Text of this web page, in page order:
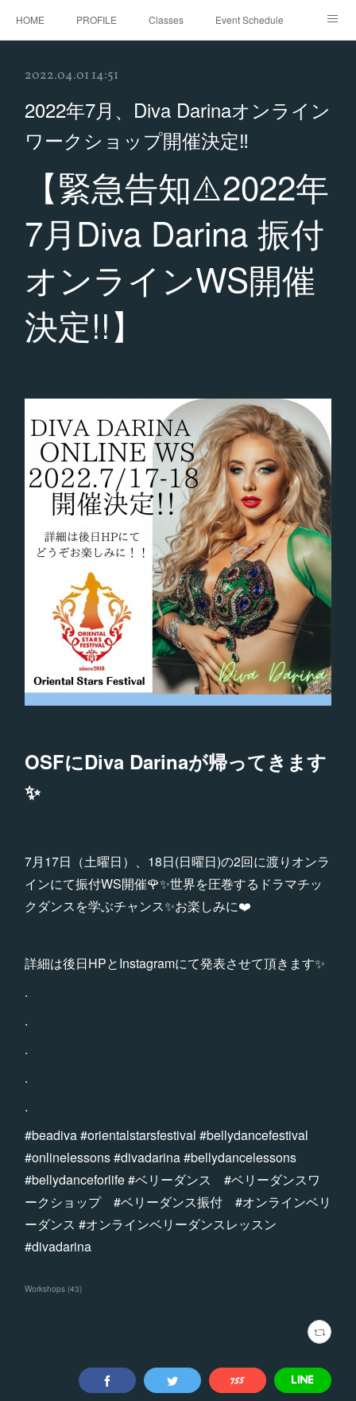
HOME PROFILE Classes Event Schedule
2022.04.01 14:51
2022年7月、Diva Darinaオンライン
ワークショップ開催決定‼︎
【緊急告知⚠️2022年
7月Diva Darina 振付
オンラインWS開催
決定!!】
OSFにDiva Darinaが帰ってきます
✨
7月17日（土曜日）、18日(日曜日)の2回に渡りオンラ
インにて振付WS開催🌹✨世界を圧巻するドラマチッ
クダンスを学ぶチャンス✨お楽しみに❤️
詳細は後日HPとInstagramにて発表させて頂きます✨
.
.
.
.
.
#beadiva #orientalstarsfestival #bellydancefestival
#onlinelessons #divadarina #bellydancelessons
#bellydanceforlife #ベリーダンス #ベリーダンスワ
ークショップ #ベリーダンス振付 #オンラインベリ
ーダンス #オンラインベリーダンスレッスン
#divadarina
Workshops (43)